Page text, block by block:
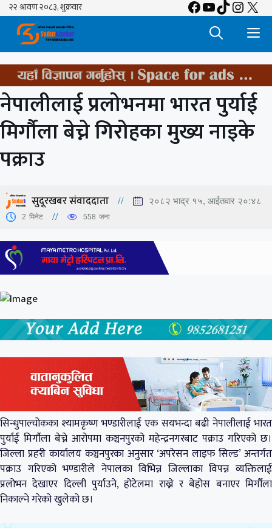
Skip
content
Facebook
YouTube
TikTok
X
नेपालीलाई प्रलोभनमा भारत पुर्याई
मिर्गौला बेच्ने गिरोहका मुख्य नाइके
पक्राउ
सुदूरखबर संवाददाता २०८२ भाद्र १५, आईतवार २०:४८
2 मिनेट 558 जना
सिन्धुपाल्चोकका श्यामकृष्ण भण्डारीलाई एक सयभन्दा बढी नेपालीलाई भारत
पुर्याई मिर्गौला बेच्ने आरोपमा कञ्चनपुरको महेन्द्रनगरबाट पक्राउ गरिएको छ।
जिल्ला प्रहरी कार्यालय कञ्चनपुरका अनुसार ‘अपरेसन लाइफ सिल्ड’ अन्तर्गत
पक्राउ गरिएको भण्डारीले नेपालका विभिन्न जिल्लाका विपन्न व्यक्तिलाई
प्रलोभन देखाएर दिल्ली पुर्याउने, होटेलमा राख्ने र बेहोस बनाएर मिर्गौला
निकाल्ने गरेको खुलेको छ।